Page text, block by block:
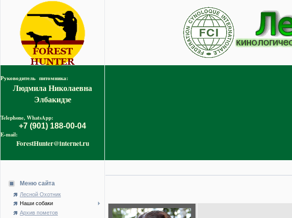
Руководитель питомника:
Людмила Николаевна
Элбакидзе
Telephone, WhatsApp:
+7 (901) 188-00-04
E-mail:
ForestHunter@internet.ru
Меню сайта
Лесной Охотник
Наши собаки
Архив пометов